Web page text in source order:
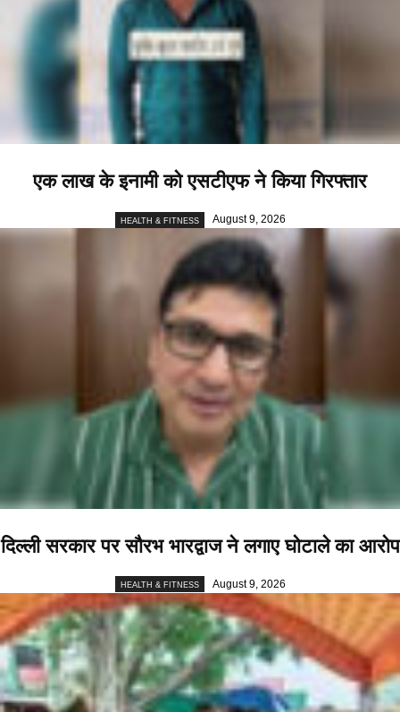
एक लाख के इनामी को एसटीएफ ने किया गिरफ्तार
HEALTH & FITNESS August 9, 2026
दिल्ली सरकार पर सौरभ भारद्वाज ने लगाए घोटाले का आरोप
HEALTH & FITNESS August 9, 2026